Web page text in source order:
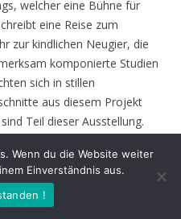
welcher eine Bühne für
eine Reise zum
zur kindlichen Neugier, die
komponierte Studien
sich in stillen
aus diesem Projekt
Teil dieser Ausstellung.
19.00 Uhr
Mo. – Do. 8.30 – 16.00 Uhr,
Wenn du die Website weiter
Einverständnis aus.
!